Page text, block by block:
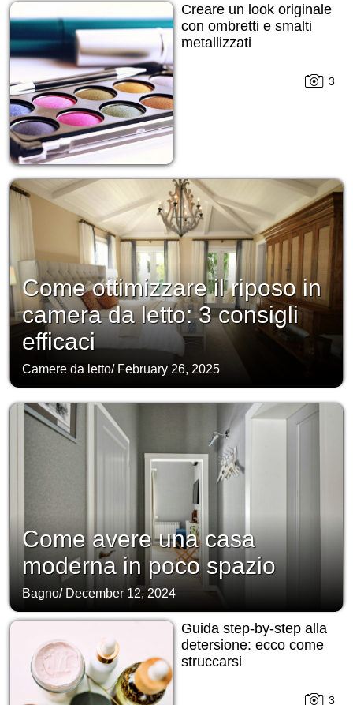
Creare un look originale
con ombretti e smalti
metallizzati
3
Come ottimizzare il riposo in
camera da letto: 3 consigli
efficaci
Camere da letto/ February 26, 2025
Come avere una casa
moderna in poco spazio
Bagno/ December 12, 2024
Guida step-by-step alla
detersione: ecco come
struccarsi
3